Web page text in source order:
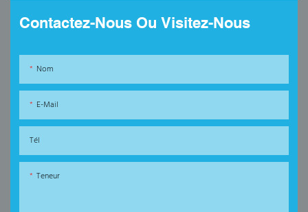
Contactez-Nous Ou Visitez-Nous
Nom
E-Mail
Tél
Teneur